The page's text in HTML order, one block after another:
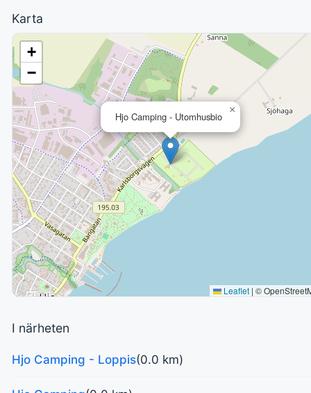
Karta
Hjo Camping - Utomhusbio
×
+
−
Leaflet | ©
I närheten
Hjo Camping - Loppis(0.0 km)